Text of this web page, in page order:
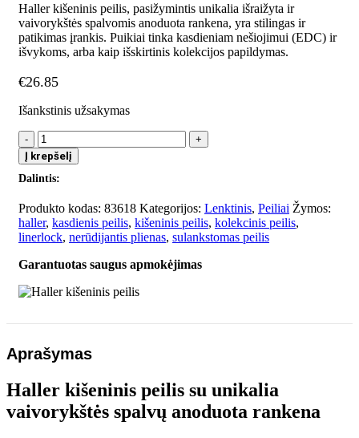
Haller kišeninis peilis, pasižymintis unikalia išraižyta ir
vaivorykštės spalvomis anoduota rankena, yra stilingas ir
patikimas įrankis. Puikiai tinka kasdieniam nešiojimui (EDC) ir
išvykoms, arba kaip išskirtinis kolekcijos papildymas.
€26.85
Išankstinis užsakymas
produkto
kiekis:
Haller
kišeninis
Į krepšelį
Dalintis:
Produkto kodas: 83618 Kategorijos: Lenktinis, Peiliai Žymos:
haller, kasdienis peilis, kišeninis peilis, kolekcinis peilis,
linerlock, nerūdijantis plienas, sulankstomas peilis
Garantuotas saugus apmokėjimas
Aprašymas
Haller kišeninis peilis su unikalia
vaivorykštės spalvų anoduota rankena